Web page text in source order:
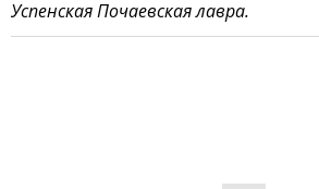
Успенская Почаевская лавра.